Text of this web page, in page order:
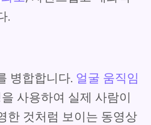
.
병합합니다. 얼굴 움직임
사용하여 실제 사람이
한 것처럼 보이는 동영상